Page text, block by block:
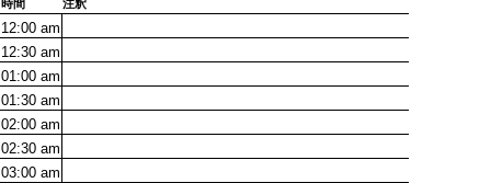
時間 注釈
12:00 am
12:30 am
01:00 am
01:30 am
02:00 am
02:30 am
03:00 am